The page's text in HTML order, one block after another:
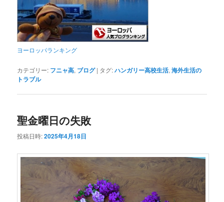
ヨーロッパランキング
カテゴリー: フニャ高, ブログ | タグ:ハンガリー高校生活,海外生活の
トラブル
聖金曜日の失敗
投稿日時:2025年4月18日